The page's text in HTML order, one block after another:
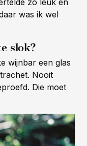
was ik wel
slok?
wijnbar een glas
Nooit
Die moet